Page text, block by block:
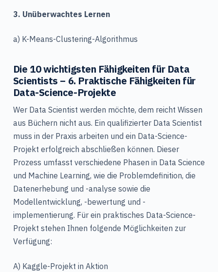
3. Unüberwachtes Lernen
a) K-Means-Clustering-Algorithmus
Die 10 wichtigsten Fähigkeiten für Data
Scientists – 6. Praktische Fähigkeiten für
Data-Science-Projekte
Wer Data Scientist werden möchte, dem reicht Wissen
aus Büchern nicht aus. Ein qualifizierter Data Scientist
muss in der Praxis arbeiten und ein Data-Science-
Projekt erfolgreich abschließen können. Dieser
Prozess umfasst verschiedene Phasen in Data Science
und Machine Learning, wie die Problemdefinition, die
Datenerhebung und -analyse sowie die
Modellentwicklung, -bewertung und -
implementierung. Für ein praktisches Data-Science-
Projekt stehen Ihnen folgende Möglichkeiten zur
Verfügung:
A) Kaggle-Projekt in Aktion